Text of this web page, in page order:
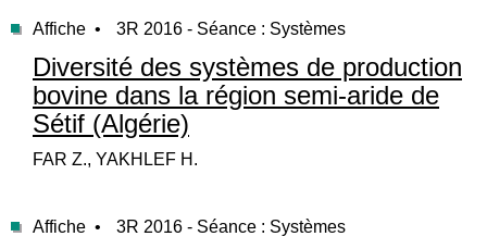
Affiche • 3R 2016 - Séance : Systèmes
Diversité des systèmes de production
bovine dans la région semi-aride de
Sétif (Algérie)
FAR Z., YAKHLEF H.
Affiche • 3R 2016 - Séance : Systèmes